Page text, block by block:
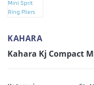
KAHARA
Kahara Kj Compact